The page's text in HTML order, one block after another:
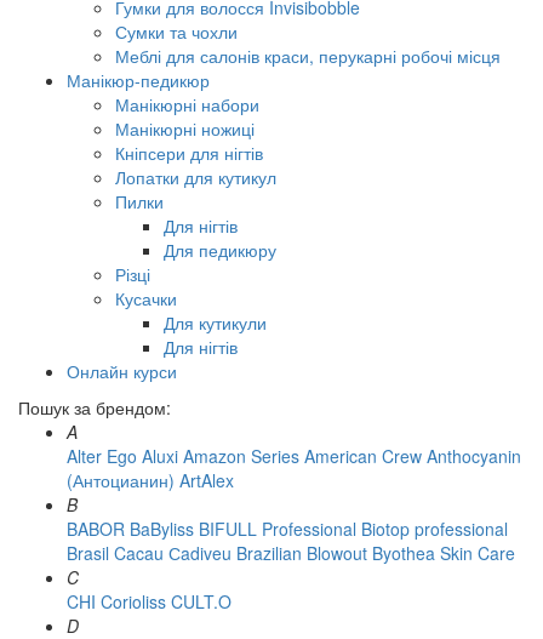
Гумки для волосся Invisibobble
Сумки та чохли
Меблі для салонів краси, перукарні робочі місця
Манікюр-педикюр
Манікюрні набори
Манікюрні ножиці
Кніпсери для нігтів
Лопатки для кутикул
Пилки
Для нігтів
Для педикюру
Різці
Кусачки
Для кутикули
Для нігтів
Онлайн курси
Пошук за брендом:
A
Alter Ego Aluxi Amazon Series American Crew Anthocyanin
(Антоцианин) ArtAlex
B
BABOR BaByliss BIFULL Professional Biotop professional
Brasil Cacau Сadiveu Brazilian Blowout Byothea Skin Care
C
CHI Corioliss CULT.O
D